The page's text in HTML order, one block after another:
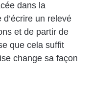
dans la
d’écrire un relevé
et de partir de
que cela suffit
change sa façon